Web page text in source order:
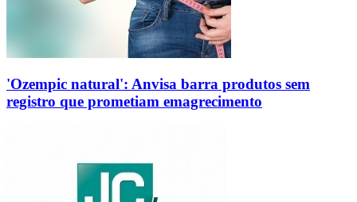
'Ozempic natural': Anvisa barra produtos sem
registro que prometiam emagrecimento